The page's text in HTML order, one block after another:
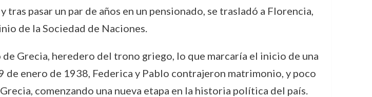
pasar un par de años en un pensionado, se trasladó a Florencia,
de la Sociedad de Naciones.
Grecia, heredero del trono griego, lo que marcaría el inicio de una
de enero de 1938, Federica y Pablo contrajeron matrimonio, y poco
comenzando una nueva etapa en la historia política del país.